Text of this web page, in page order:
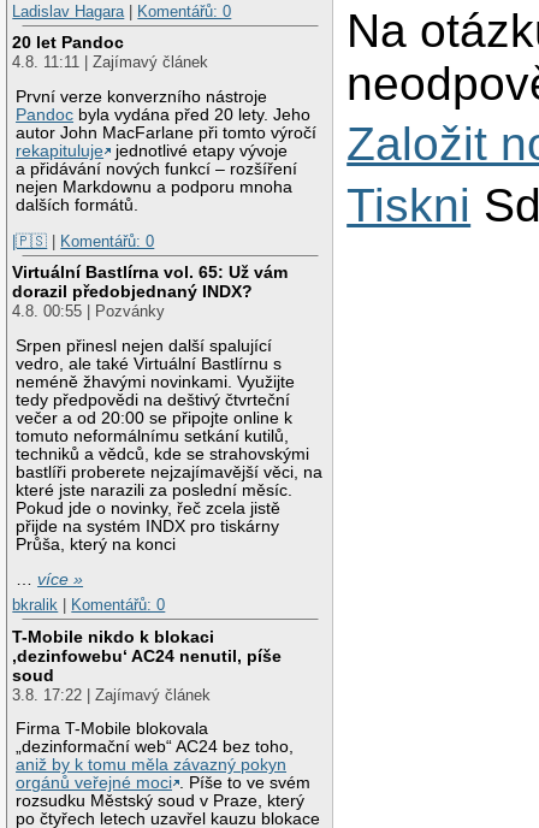
Ladislav Hagara | Komentářů: 0
20 let Pandoc
4.8. 11:11 | Zajímavý článek
První verze konverzního nástroje
Pandoc byla vydána před 20 lety. Jeho
autor John MacFarlane při tomto výročí
rekapituluje
jednotlivé etapy vývoje
a přidávání nových funkcí – rozšíření
nejen Markdownu a podporu mnoha
dalších formátů.
|🇵🇸 | Komentářů: 0
Virtuální Bastlírna vol. 65: Už vám
dorazil předobjednaný INDX?
4.8. 00:55 | Pozvánky
Srpen přinesl nejen další spalující
vedro, ale také Virtuální Bastlírnu s
neméně žhavými novinkami. Využijte
tedy předpovědi na deštivý čtvrteční
večer a od 20:00 se připojte online k
tomuto neformálnímu setkání kutilů,
techniků a vědců, kde se strahovskými
bastlíři proberete nejzajímavější věci, na
které jste narazili za poslední měsíc.
Pokud jde o novinky, řeč zcela jistě
přijde na systém INDX pro tiskárny
Průša, který na konci
…více »
bkralik
Komentářů: 0
T-Mobile nikdo k blokaci
‚dezinfowebu‘ AC24 nenutil, píše
soud
3.8. 17:22 | Zajímavý článek
Firma T-Mobile blokovala
„dezinformační web“ AC24 bez toho,
aniž by k tomu měla závazný pokyn
orgánů veřejné moci . Píše to ve svém
rozsudku Městský soud v Praze, který
po čtyřech letech uzavřel kauzu blokace
Na
Založit
Tiskni